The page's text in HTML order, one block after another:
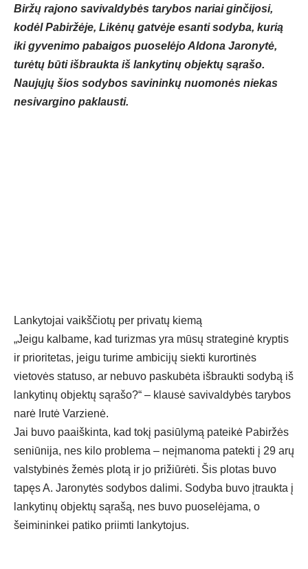
Biržų rajono savivaldybės tarybos nariai ginčijosi,
kodėl Pabiržėje, Likėnų gatvėje esanti sodyba, kurią
iki gyvenimo pabaigos puoselėjo Aldona Jaronytė,
turėtų būti išbraukta iš lankytinų objektų sąrašo.
Naujųjų šios sodybos savininkų nuomonės niekas
nesivargino paklausti.
Lankytojai vaikščiotų per privatų kiemą
„Jeigu kalbame, kad turizmas yra mūsų strateginė kryptis
ir prioritetas, jeigu turime ambicijų siekti kurortinės
vietovės statuso, ar nebuvo paskubėta išbraukti sodybą iš
lankytinų objektų sąrašo?“ – klausė savivaldybės tarybos
narė Irutė Varzienė.
Jai buvo paaiškinta, kad tokį pasiūlymą pateikė Pabiržės
seniūnija, nes kilo problema – neįmanoma patekti į 29 arų
valstybinės žemės plotą ir jo prižiūrėti. Šis plotas buvo
tapęs A. Jaronytės sodybos dalimi. Sodyba buvo įtraukta į
lankytinų objektų sąrašą, nes buvo puoselėjama, o
šeimininkei patiko priimti lankytojus.